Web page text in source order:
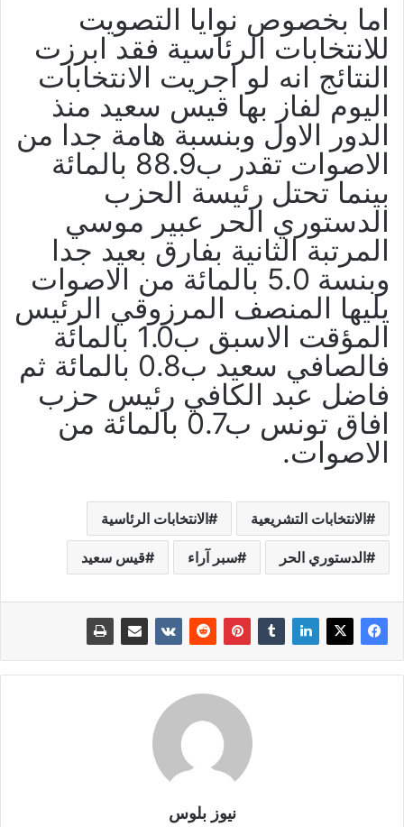
اما بخصوص نوايا التصويت
للانتخابات الرئاسية فقد ابرزت
النتائج انه لو اجريت الانتخابات
اليوم لفاز بها قيس سعيد منذ
الدور الاول وبنسبة هامة جدا من
الاصوات تقدر ب88.9 بالمائة
بينما تحتل رئيسة الحزب
الدستوري الحر عبير موسي
المرتبة الثانية بفارق بعيد جدا
وبنسة 5.0 بالمائة من الاصوات
يليها المنصف المرزوقي الرئيس
المؤقت الاسبق ب1.0 بالمائة
فالصافي سعيد ب0.8 بالمائة ثم
فاضل عبد الكافي رئيس حزب
افاق تونس ب0.7 بالمائة من
الاصوات.
الانتخابات التشريعية الانتخابات الرئاسية
الدستوري الحر سبر آراء قيس سعيد
نيوز بلوس